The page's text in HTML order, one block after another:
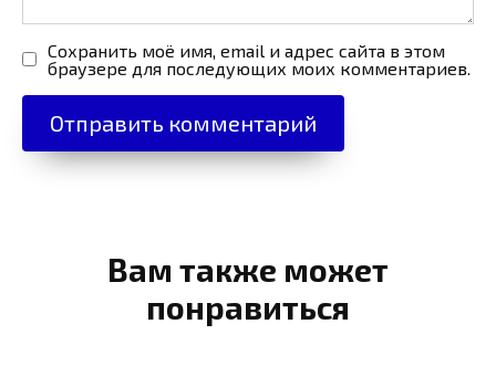
Сохранить моё имя, email и адрес сайта в этом
браузере для последующих моих комментариев.
Вам также может
понравиться